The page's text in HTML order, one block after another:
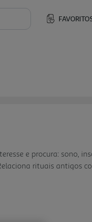
e procura: sono,
rituais antigos